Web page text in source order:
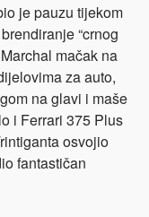
je pauzu tijekom
“crnog
mačak na
za auto,
na glavi i maše
i Ferrari 375 Plus
osvojio
fantastičan